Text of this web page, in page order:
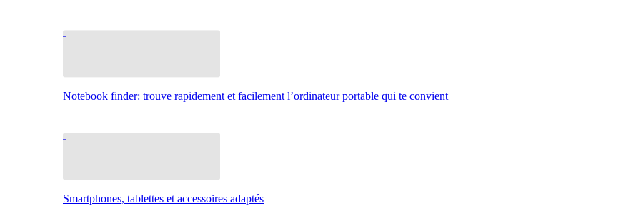
Notebook finder: trouve rapidement et facilement l’ordinateur portable qui te convient
Smartphones, tablettes et accessoires adaptés